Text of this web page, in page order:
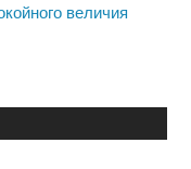
величия